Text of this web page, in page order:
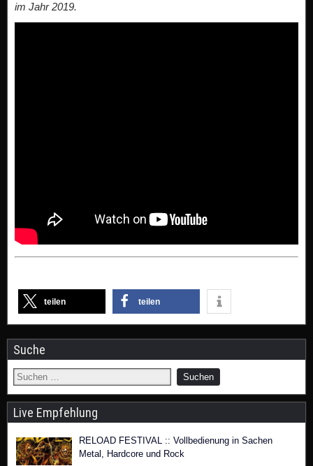
im Jahr 2019.
teilen teilen
Suche
Live Empfehlung
RELOAD FESTIVAL :: Vollbedienung in Sachen
Metal, Hardcore und Rock